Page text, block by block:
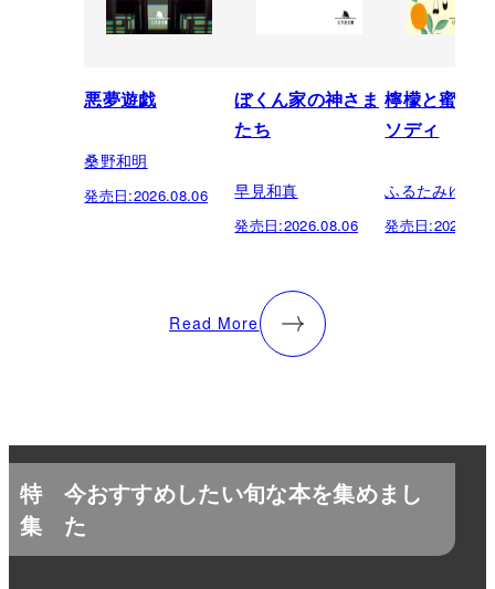
悪夢遊戯
桑野和明
発売日:2026.08.06
ぼくん家の神さま
たち
早見和真
発売日:2026.08.06
檸檬と蜜柑
ソディ
ふるたみゆき
発売日:
Read More
特
集
今おすすめしたい旬な本を集めまし
た